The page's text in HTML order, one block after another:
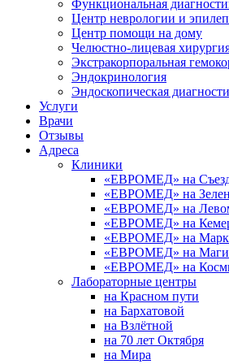
Функциональная
Центр неврологии и
Центр помощи на дому
Челюстно-лицевая
Экстракорпоральная
Эндокринология
Эндоскопическая
Услуги
Врачи
Отзывы
Адреса
Клиники
«ЕВРОМЕД» на
«ЕВРОМЕД» на
«ЕВРОМЕД» на
«ЕВРОМЕД» на
«ЕВРОМЕД» на
«ЕВРОМЕД» на
«ЕВРОМЕД» на
Лабораторные центры
на Красном пути
на Бархатовой
на Взлётной
на 70 лет Октября
на Мира